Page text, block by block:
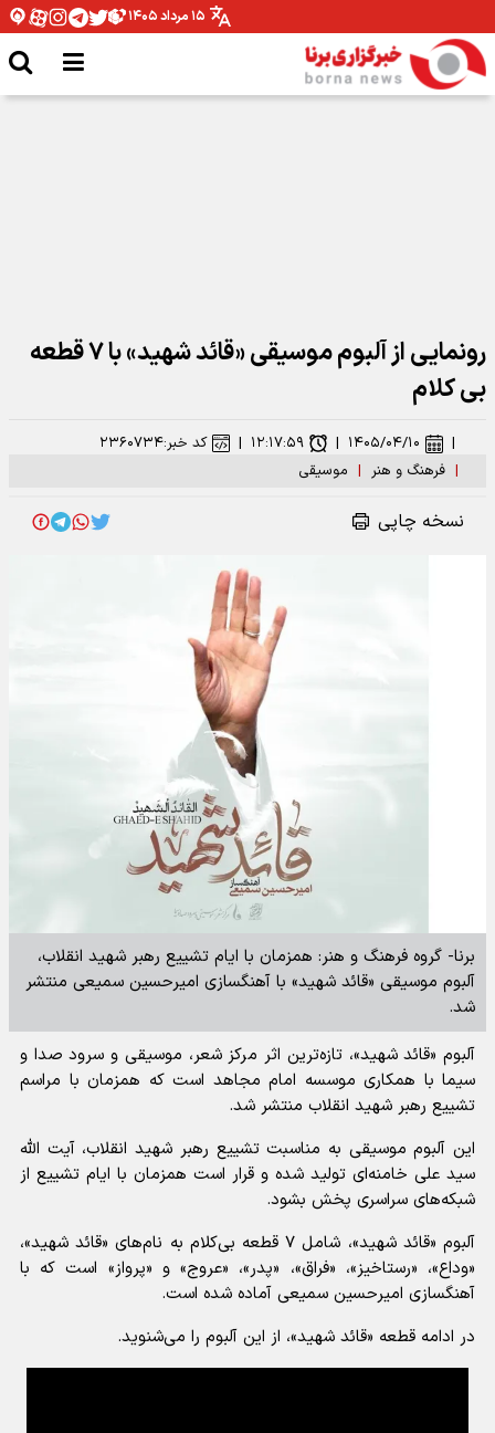
۱۵ مرداد ۱۴۰۵
رونمایی از آلبوم موسیقی «قائد شهید» با ۷ قطعه
بی کلام
| فرهنگ و هنر | موسیقی
| ۱۴۰۵/۰۴/۱۰ | ۱۲:۱۷:۵۹ | کد خبر:۲۳۶۰۷۳۴
نسخه چاپی
برنا- گروه فرهنگ و هنر: همزمان با ایام تشییع رهبر شهید انقلاب،
آلبوم موسیقی «قائد شهید» با آهنگسازی امیرحسین سمیعی منتشر
شد.
آلبوم «قائد شهید»، تازه‌ترین اثر مرکز شعر، موسیقی و سرود صدا و
سیما با همکاری موسسه امام مجاهد است که همزمان با مراسم
تشییع رهبر شهید انقلاب منتشر شد.
این آلبوم موسیقی به مناسبت تشییع رهبر شهید انقلاب، آیت الله
سید علی خامنه‌ای تولید شده و قرار است همزمان با ایام تشییع از
شبکه‌های سراسری پخش بشود.
آلبوم «قائد شهید»، شامل ۷ قطعه بی‌کلام به نام‌های «قائد شهید»،
«وداع»، «رستاخیز»، «فراق»، «پدر»، «عروج» و «پرواز» است که با
آهنگسازی امیرحسین سمیعی آماده شده است.
در ادامه قطعه «قائد شهید»، از این آلبوم را می‌شنوید.